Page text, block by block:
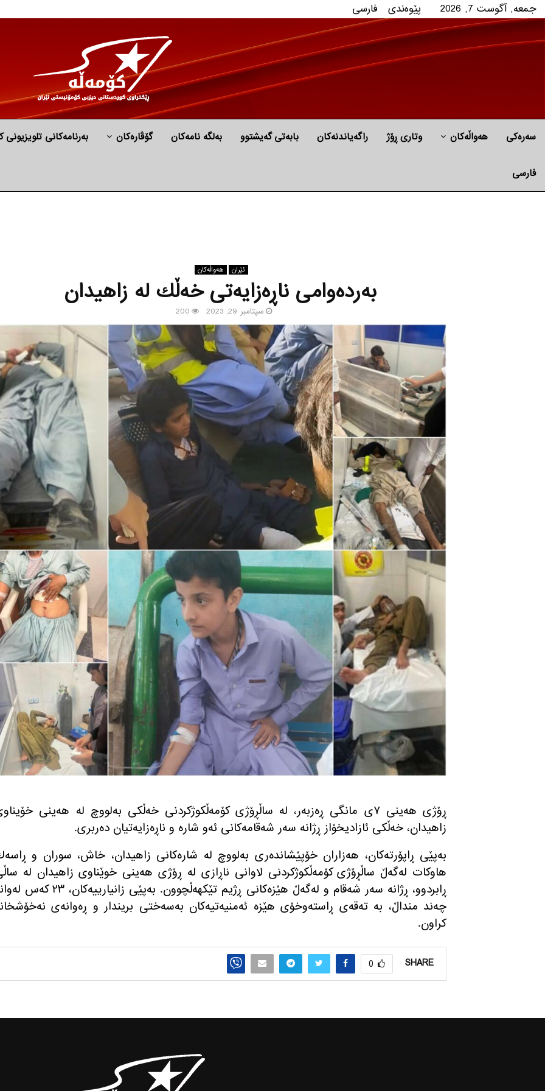
جمعه, آگوست 7, 2026 پێوه‌ندی فارسی
سەرەکی هه‌واڵه‌کان وتاری ڕۆژ راگه‌یاندنه‌كان بابه‌تی گه‌یشتوو به‌لگه‌ نامه‌كان گۆڤارەکان بەرنامەکانی تلویزیونی
فارسی
ئێران هه‌واڵه‌کان
به‌رده‌وامی ناڕه‌زایه‌تی خه‌ڵك له‌ زاهیدان
سپتامبر 29, 2023 200
ڕۆژی هه‌ینی ٧ی مانگی ڕه‌زبه‌ر، له‌ ساڵڕۆژی كۆمه‌ڵكوژكردنی خه‌ڵكی به‌لووچ له‌ هه‌ینی
زاهیدان، خه‌ڵكی ئازادیخۆاز ڕژانه‌ سه‌ر شه‌قامه‌كانی ئه‌و شاره‌ و ناڕه‌زایه‌تیان ده‌ربری.
به‌پێی ڕاپۆرته‌كان، هه‌زاران خۆپێشانده‌ری به‌لووچ له‌ شاره‌كانی زاهیدان، خاش، سوران و
هاوكات له‌گه‌ڵ ساڵڕۆژی كۆمه‌ڵكوژكردنی لاوانی ناڕازی له‌ ڕۆژی هه‌ینی خوێناوی زاهیدان له‌
ڕابردوو، ڕژانه سه‌ر شه‌قام و له‌گه‌ڵ هێزه‌كانی ڕژیم تێكهه‌ڵچوون. به‌پێی زانیارییه‌كان،
چه‌ند منداڵ، به‌ ته‌قه‌ی ڕاسته‌وخۆی هێزه‌ ئه‌منیه‌تیه‌كان به‌سه‌ختی بریندار و ڕه‌وانه‌ی
‌كراون.
SHARE
0